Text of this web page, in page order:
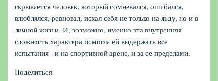
скрывается человек, который сомневался, ошибался,
влюблялся, ревновал, искал себя не только на льду, но и в
личной жизни. И, возможно, именно эта внутренняя
сложность характера помогла ей выдержать все
испытания - и на спортивной арене, и за ее пределами.
Поделиться